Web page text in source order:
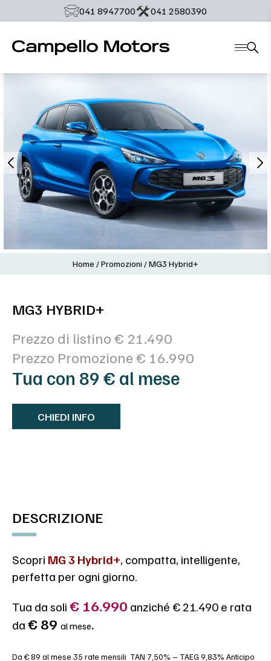
‭041 8947700‬ ‭041 2580390‬
Home /Promozioni /MG3 Hybrid+
MG3 HYBRID+
Prezzo di listino € 21.490
Prezzo Promozione € 16.990
Tua con 89 € al mese
CHIEDI INFO
DESCRIZIONE
Scopri MG 3 Hybrid+, compatta, intelligente,
perfetta per ogni giorno.
Tua da soli€ 16.990 anziché € 21.490 e rata
da€ 89 al mese.
Da € 89 al mese 35 rate mensili TAN 7,50% – TAEG 9,83% Anticipo